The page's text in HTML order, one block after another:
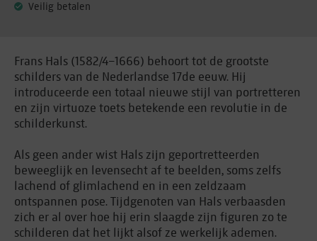
Veilig betalen
Frans Hals (1582/4−1666) behoort tot de grootste
schilders van de Nederlandse 17de eeuw. Hij
introduceerde een totaal nieuwe stijl van portretteren
en zijn virtuoze toets betekende een revolutie in de
schilderkunst.
Als geen ander wist Hals zijn geportretteerden
beweeglijk en levensecht af te beelden, soms zelfs
lachend of glimlachend en in een zeldzaam
ontspannen pose. Tijdgenoten van Hals verbaasden
zich er al over hoe hij erin slaagde zijn figuren zo te
schilderen dat het lijkt alsof ze werkelijk ademen.